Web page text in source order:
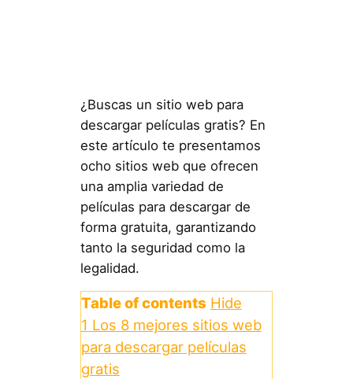
¿Buscas un sitio web para
descargar películas gratis? En
este artículo te presentamos
ocho sitios web que ofrecen
una amplia variedad de
películas para descargar de
forma gratuita, garantizando
tanto la seguridad como la
legalidad.
Table of contents Hide
1 Los 8 mejores sitios web
para descargar películas
gratis